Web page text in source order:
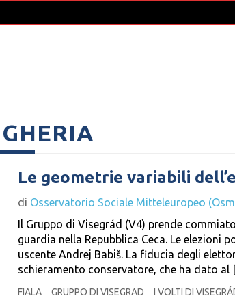
Le geometrie variabili
di Osservatorio Sociale Mitteleuropeo
Il Gruppo di Visegrád (V4) prende
guardia nella Repubblica Ceca. Le
uscente Andrej Babiš. La fiducia degli
schieramento conservatore, che ha dato
FIALA GRUPPO DI VISEGRAD I VOLTI DI